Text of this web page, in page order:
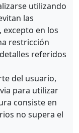
utilizando
las
en los
restricción
referidos
del usuario,
para utilizar
consiste en
no supera el